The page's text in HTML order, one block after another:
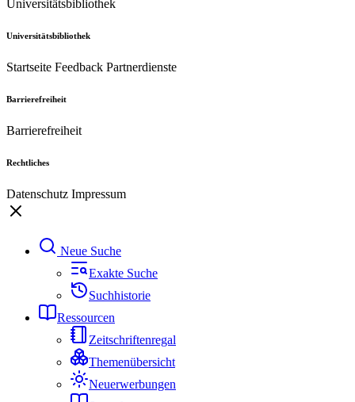
Universitätsbibliothek
Universitätsbibliothek
Startseite Feedback Partnerdienste
Barrierefreiheit
Barrierefreiheit
Rechtliches
Datenschutz Impressum
Neue Suche
Exakte Suche
Suchhistorie
Ressourcen
Zeitschriftenregal
Themenübersicht
Neuerwerbungen